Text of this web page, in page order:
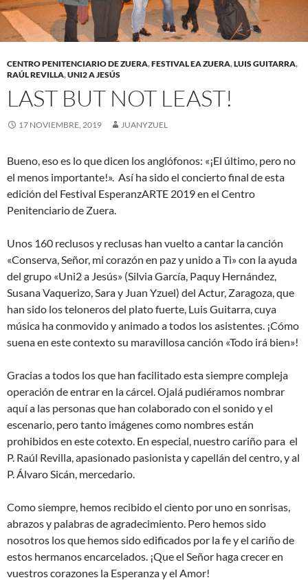
CENTRO PENITENCIARIO DE ZUERA,FESTIVAL EA ZUERA,LUIS GUITARRA,
RAÚL REVILLA,UNI2 A JESÚS
LAST BUT NOT LEAST!
17 NOVIEMBRE, 2019 JUANYZUEL
Bueno, eso es lo que dicen los anglófonos: «¡El último, pero no
el menos importante!». Así ha sido el concierto final de esta
edición del Festival EsperanzARTE 2019 en el Centro
Penitenciario de Zuera.
Unos 160 reclusos y reclusas han vuelto a cantar la canción
«Conserva, Señor, mi corazón en paz y unido a Ti» con la ayuda
del grupo «Uni2 a Jesús» (Silvia García, Paquy Hernández,
Susana Vaquerizo, Sara y Juan Yzuel) del Actur, Zaragoza, que
han sido los teloneros del plato fuerte, Luis Guitarra, cuya
música ha conmovido y animado a todos los asistentes. ¡Cómo
suena en este contexto su maravillosa canción «Todo irá bien»!
Gracias a todos los que han facilitado esta siempre compleja
operación de entrar en la cárcel. Ojalá pudiéramos nombrar
aquí a las personas que han colaborado con el sonido y el
escenario, pero tanto imágenes como nombres están
prohibidos en este cotexto. En especial, nuestro cariño para el
P. Raúl Revilla, apasionado pasionista y capellán del centro, y al
P. Álvaro Sicán, mercedario.
Como siempre, hemos recibido el ciento por uno en sonrisas,
abrazos y palabras de agradecimiento. Pero hemos sido
nosotros los que hemos sido edificados por la fe y el cariño de
estos hermanos encarcelados. ¡Que el Señor haga crecer en
vuestros corazones la Esperanza y el Amor!